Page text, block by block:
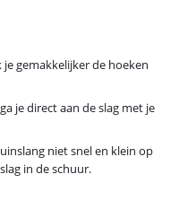
gemakkelijker de hoeken
je direct aan de slag met je
niet snel en klein op
in de schuur.